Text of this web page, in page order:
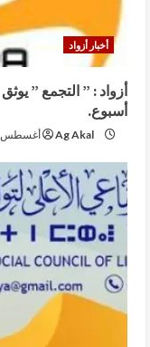
أخبار أزواد
أسبوع.
Ag Akal أغسطس 2, 2026